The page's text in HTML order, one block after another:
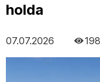
holda
07.07.2026 198